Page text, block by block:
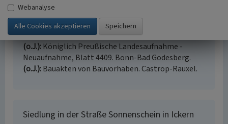
(1842) Preußische Aufnahme, Urmeßtischblatt
4409. Bonn-Bad Godesberg.
Landesvermessungsamt NRW (Hrsg.)
(o.J.) Königlich Preußische Landesaufnahme -
Neuaufnahme, Blatt 4409. Bonn-Bad Godesberg.
(o.J.) Bauakten von Bauvorhaben. Castrop-Rauxel.
Siedlung in der Straße Sonnenschein in Ickern
Webanalyse